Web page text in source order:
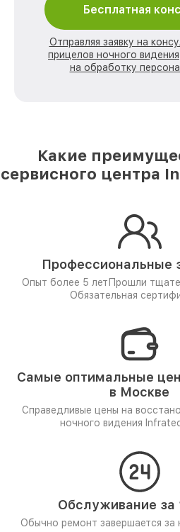
Бесплатная
Отправляя заявку на
прицелов ночного
на обработку
Какие
сервисного центра
Профессиональные
Опыт более 5 лет Прошли
Обязательная
Самые оптимальные
в Москве
Справедливые цены на
ночного видения
Обслуживание за
Обычно ремонт завершается за